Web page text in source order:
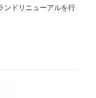
ンドリニューアルを行